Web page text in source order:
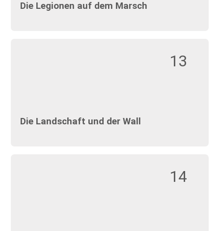
Die Legionen auf dem Marsch
13
Die Landschaft und der Wall
14